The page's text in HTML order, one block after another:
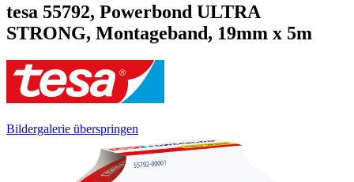
tesa 55792, Powerbond ULTRA
STRONG, Montageband, 19mm x 5m
Bildergalerie überspringen